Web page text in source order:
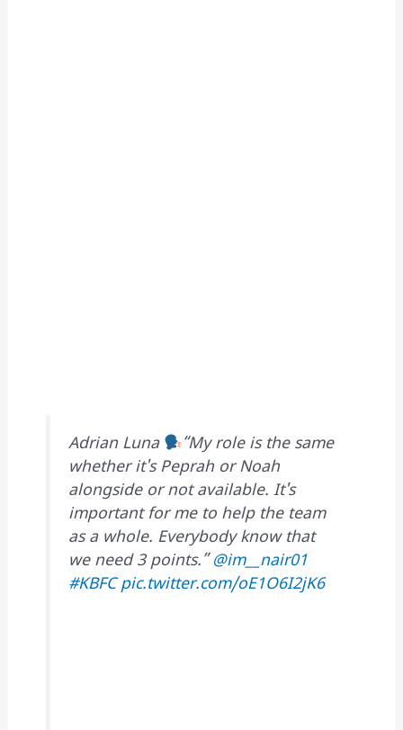
Adrian Luna
“My role is the same
whether it's Peprah or Noah
alongside or not available. It's
important for me to help the team
as a whole. Everybody know that
we need 3 points.” @im__nair01
#KBFC pic.twitter.com/oE1O6I2jK6